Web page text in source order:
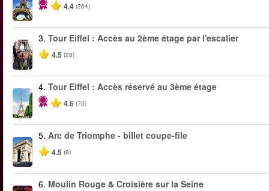
4.4 (264)
3. Tour Eiffel : Accès au 2ème étage par l'escalier
4.5 (28)
4. Tour Eiffel : Accès réservé au 3ème étage
4.6 (75)
5. Arc de Triomphe - billet coupe-file
4.5 (8)
6. Moulin Rouge & Croisière sur la Seine